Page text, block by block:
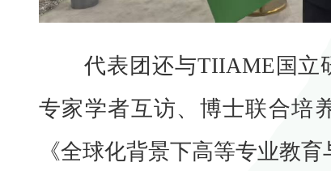
代表团还与TIIAME国立研
专家学者互访、博士联合培
《全球化背景下高等专业教